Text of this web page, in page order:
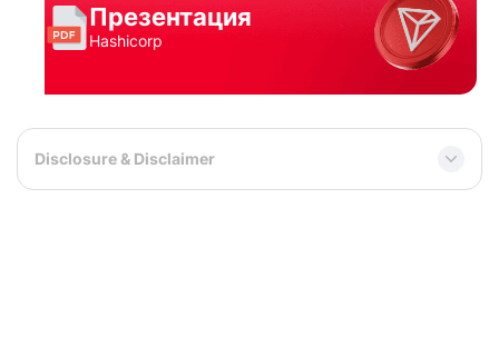
Презентация
Hashicorp
Disclosure & Disclaimer